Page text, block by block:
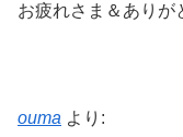
お疲れさま＆ありが
ouma より: